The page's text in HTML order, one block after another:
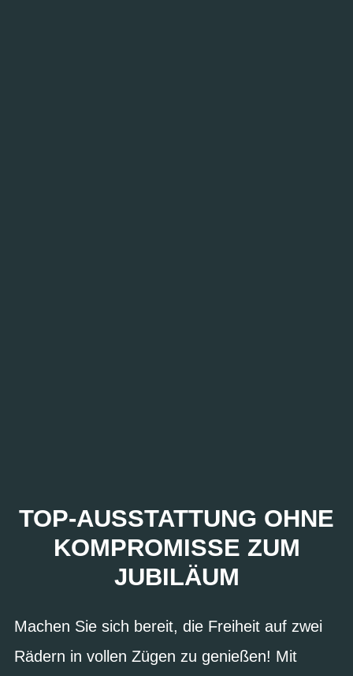
TOP-AUSSTATTUNG OHNE
KOMPROMISSE ZUM
JUBILÄUM
Machen Sie sich bereit, die Freiheit auf zwei
Rädern in vollen Zügen zu genießen! Mit